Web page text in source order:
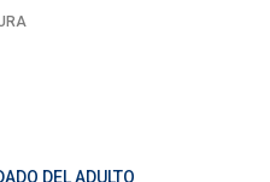
DEL ADULTO